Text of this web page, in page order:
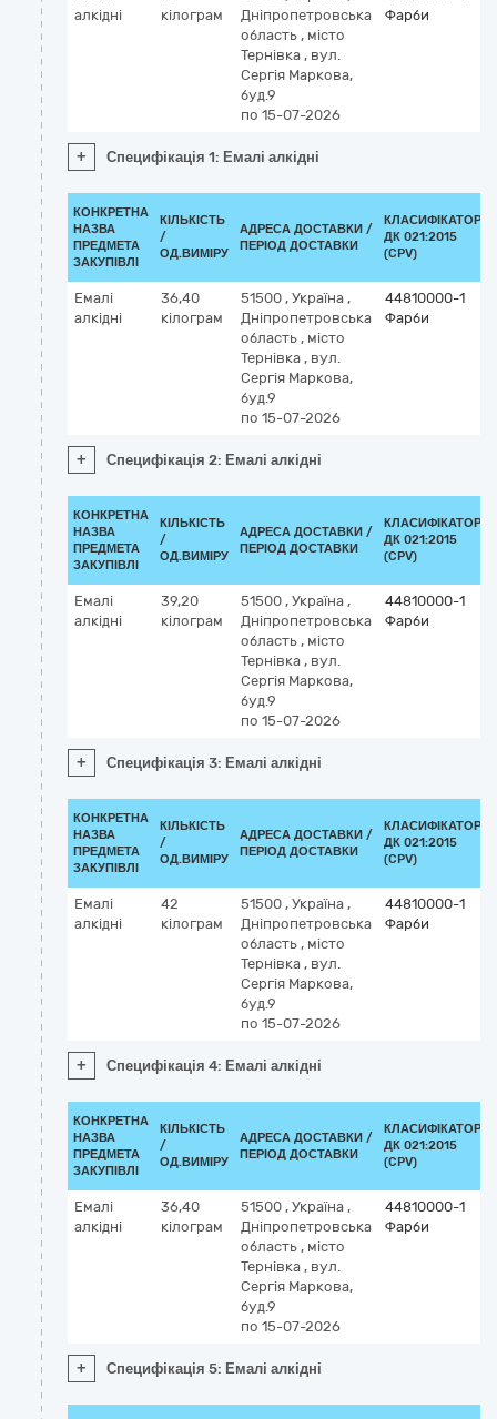
алкідні
кілограм
Дніпропетровська
область , місто
Тернівка , вул.
Сергія Маркова,
буд.9
по 15-07-2026
Фарби
+ Специфікація 1: Емалі алкідні
КОНКРЕТНА
НАЗВА
ПРЕДМЕТА
ЗАКУПІВЛІ
КІЛЬКІСТЬ
/
ОД.ВИМІРУ
АДРЕСА ДОСТАВКИ /
ПЕРІОД ДОСТАВКИ
КЛАСИФІКАТОР
ДК 021:2015
(CPV)
Емалі
алкідні
36,40
кілограм
51500 , Україна ,
Дніпропетровська
область , місто
Тернівка , вул.
Сергія Маркова,
буд.9
по 15-07-2026
44810000-1
Фарби
+ Специфікація 2: Емалі алкідні
КОНКРЕТНА
НАЗВА
ПРЕДМЕТА
ЗАКУПІВЛІ
КІЛЬКІСТЬ
/
ОД.ВИМІРУ
АДРЕСА ДОСТАВКИ /
ПЕРІОД ДОСТАВКИ
КЛАСИФІКАТОР
ДК 021:2015
(CPV)
Емалі
алкідні
39,20
кілограм
51500 , Україна ,
Дніпропетровська
область , місто
Тернівка , вул.
Сергія Маркова,
буд.9
по 15-07-2026
44810000-1
Фарби
+ Специфікація 3: Емалі алкідні
КОНКРЕТНА
НАЗВА
ПРЕДМЕТА
ЗАКУПІВЛІ
КІЛЬКІСТЬ
/
ОД.ВИМІРУ
АДРЕСА ДОСТАВКИ /
ПЕРІОД ДОСТАВКИ
КЛАСИФІКАТОР
ДК 021:2015
(CPV)
Емалі
алкідні
42
кілограм
51500 , Україна ,
Дніпропетровська
область , місто
Тернівка , вул.
Сергія Маркова,
буд.9
по 15-07-2026
44810000-1
Фарби
+ Специфікація 4: Емалі алкідні
КОНКРЕТНА
НАЗВА
ПРЕДМЕТА
ЗАКУПІВЛІ
КІЛЬКІСТЬ
/
ОД.ВИМІРУ
АДРЕСА ДОСТАВКИ /
ПЕРІОД ДОСТАВКИ
КЛАСИФІКАТОР
ДК 021:2015
(CPV)
Емалі
алкідні
36,40
кілограм
51500 , Україна ,
Дніпропетровська
область , місто
Тернівка , вул.
Сергія Маркова,
буд.9
по 15-07-2026
44810000-1
Фарби
+ Специфікація 5: Емалі алкідні